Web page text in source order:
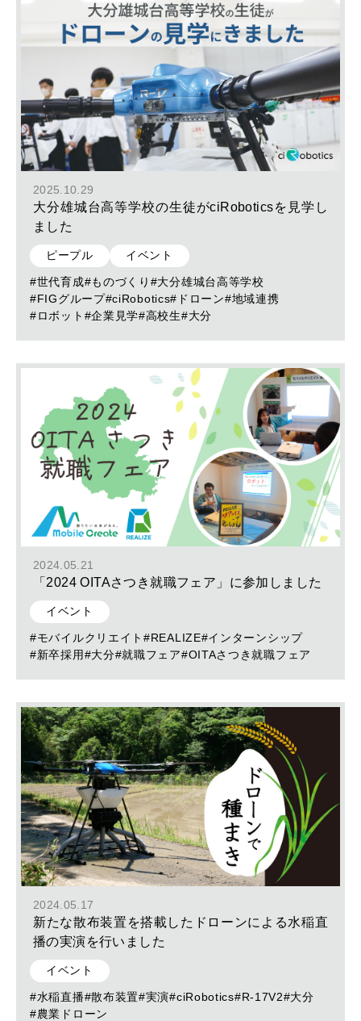
2025.10.29
大分雄城台高等学校の生徒がciRoboticsを見学し
ました
ピープル イベント
#世代育成#ものづくり #大分雄城台高等学校
#FIGグループ#ciRobotics#ドローン#地域連携
#ロボット #企業見学#高校生#大分
2024.05.21
「2024 OITAさつき就職フェア」に参加しました
イベント
#モバイルクリエイト #REALIZE#インターンシップ
#新卒採用#大分#就職フェア#OITAさつき就職フェア
2024.05.17
新たな散布装置を搭載したドローンによる水稲直
播の実演を行いました
イベント
#水稲直播#散布装置#実演#ciRobotics#R-17V2#大分
#農業ドローン